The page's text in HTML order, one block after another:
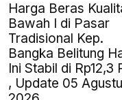
Harga Beras
Bawah I di Pasar
Tradisional Kep.
Bangka Belitung
Ini Stabil di Rp12,3
, Update 05